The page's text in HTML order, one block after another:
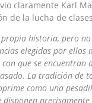
claramente Karl
de la lucha de
propia historia, pero
elegidas por ellos
que se encuentran
La tradición de
como una
disponen